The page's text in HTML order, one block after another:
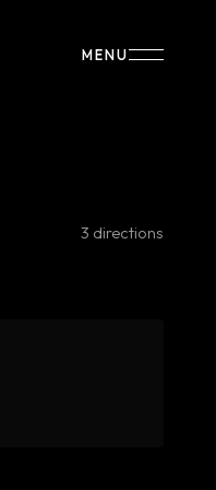
MENU
3 directions